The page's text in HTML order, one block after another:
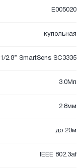
E005020
купольная
1/2.8” SmartSens SC3335
3.0Мп
2.8мм
до 20м
IEEE 802.3af